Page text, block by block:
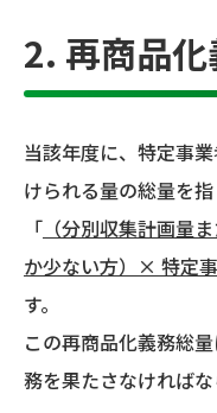
2. 再商品
当該年度に、特定事
けられる量の総量を指
「 （分別収集計画量
か少ない方）× 特定
す。
この再商品化義務総
務を果たさなければな